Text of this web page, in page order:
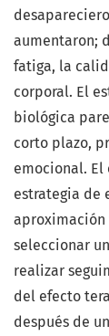
aumentaron;
fatiga, la
corporal. El
biológica
corto plazo,
emocional. El
estrategia de
seleccionar
realizar
del efecto
después de